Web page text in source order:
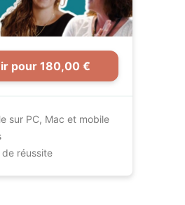
pour 180,00 €
sur PC, Mac et mobile
réussite